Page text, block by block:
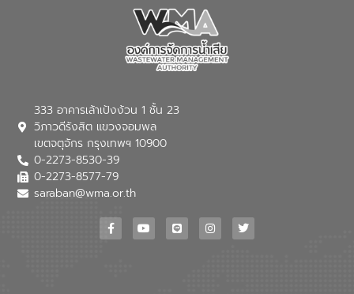
333 อาคารเล้าเป้งง้วน 1 ชั้น 23
วิภาวดีรังสิต แขวงจอมพล
เขตจตุจักร กรุงเทพฯ 10900
0-2273-8530-39
0-2273-8577-79
saraban@wma.or.th